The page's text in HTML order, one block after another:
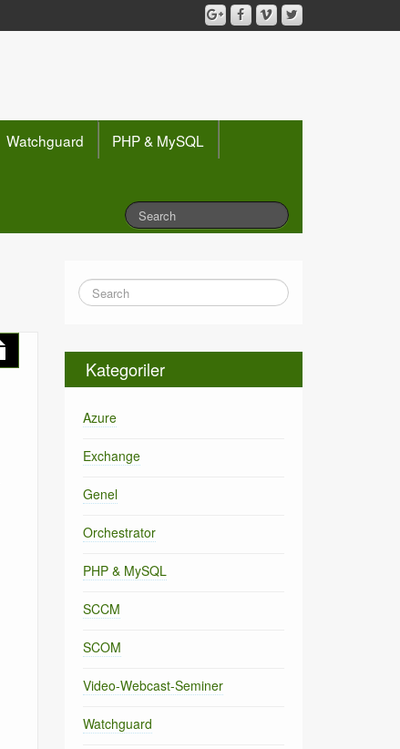
Watchguard
PHP & MySQL
Kategoriler
Azure
Exchange
Genel
Orchestrator
PHP & MySQL
SCCM
SCOM
Video-Webcast-Seminer
Watchguard